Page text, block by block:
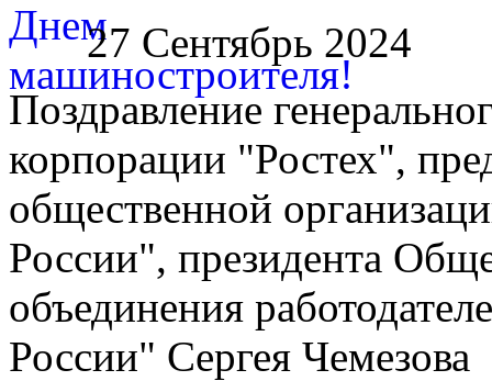
27 Сентябрь 2024
Поздравление
корпорации "Ростех",
общественной
России", президента
объединения
России" Сергея Чемезова